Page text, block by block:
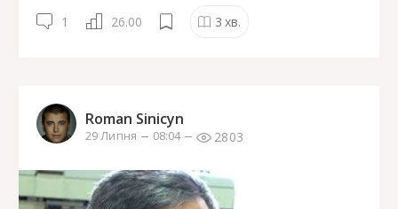
1 26.00 3 хв.
Roman Sinicyn
29 Липня 08:04 2803